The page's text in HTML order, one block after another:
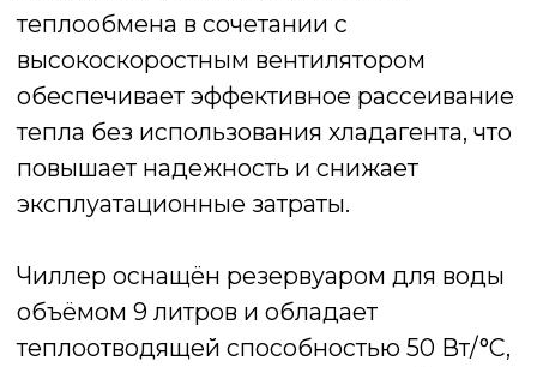
3000 широко используется в CO₂-
лазерных граверах мощностью до 80 Вт
и считается одним из самых популярных
решений в своём классе.